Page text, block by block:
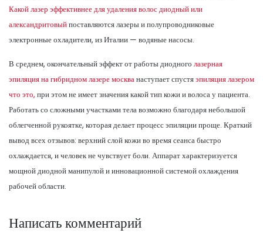
Какой лазер эффективнее для удаления волос диодный или
александритовыйпоставляются лазеры и полупроводниковые
электронные охладители, из Италии — водяные насосы.
В среднем, окончательный эффект от работы диодного лазерная
эпиляция на гибридном лазере москванаступает спустяэпиляция лазером
что это, при этом не имеет значения какой тип кожи и волоса у пациента.
Работать со сложными участками тела возможно благодаря небольшой
облегченной рукоятке, которая делает процесс эпиляции проще. Краткий
вывод всех отзывов: верхний слой кожи во время сеанса быстро
охлаждается, и человек не чувствует боли. Аппарат характеризуется
мощной диодной манипулой и инновационной системой охлаждения
рабочей области.
Написать комментарий